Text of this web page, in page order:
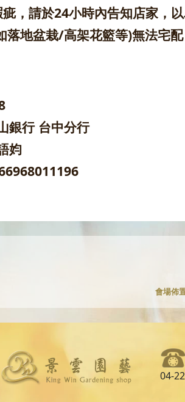
，請於24小時內告知店家，
落地盆栽/高架花籃等)無法宅
銀行 台中分行
㚬
會場佈
04-